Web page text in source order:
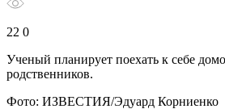
22 0
Ученый планирует поехать к себе
родственников.
Фото: ИЗВЕСТИЯ/Эдуард Корниенко